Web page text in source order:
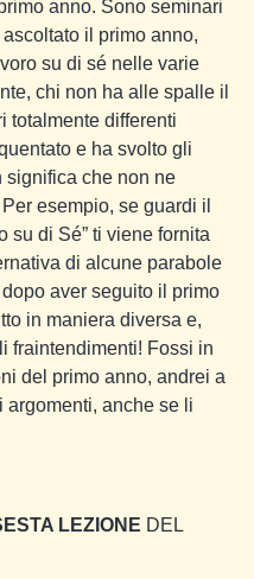
anno. Sono seminari
il primo anno,
su di sé nelle varie
chi non ha alle spalle il
totalmente differenti
e ha svolto gli
significa che non ne
esempio, se guardi il
su di Sé” ti viene fornita
di alcune parabole
aver seguito il primo
in maniera diversa e,
fraintendimenti! Fossi in
del primo anno, andrei a
argomenti, anche se li
LEZIONE DEL